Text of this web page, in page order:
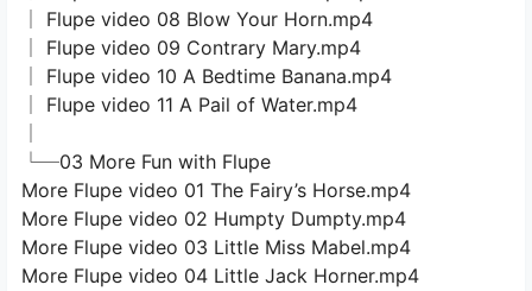
│ Flupe video 08 Blow Your Horn.mp4
│ Flupe video 09 Contrary Mary.mp4
│ Flupe video 10 A Bedtime Banana.mp4
│ Flupe video 11 A Pail of Water.mp4
└─03 More Fun with Flupe
More Flupe video 01 The Fairy’s Horse.mp4
More Flupe video 02 Humpty Dumpty.mp4
More Flupe video 03 Little Miss Mabel.mp4
More Flupe video 04 Little Jack Horner.mp4